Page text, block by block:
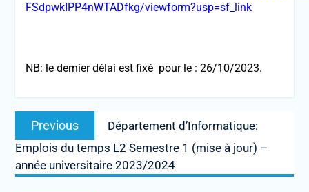
FSdpwkIPP4nWTADfkg/viewform?usp=sf_link
NB: le dernier délai est fixé pour le : 26/10/2023.
Post
navigation
Previous
Previous
post:
Département d’Informatique:
Emplois du temps L2 Semestre 1 (mise à jour) –
année universitaire 2023/2024